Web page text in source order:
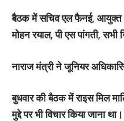
बैठक में सचिव एल फैनई, आयुक्त
मोहन रयाल, पी एस पांगती,
नाराज मंत्री ने जूनियर
बुधवार की बैठक में राइस मिल
मुद्दे पर भी विचार किया जाना